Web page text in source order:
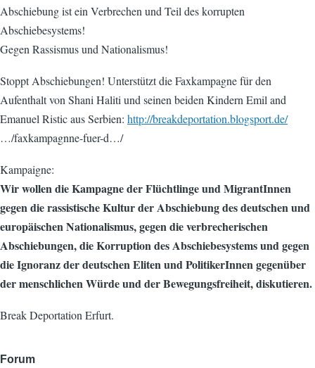
Abschiebung ist ein Verbrechen und Teil des korrupten
Abschiebesystems!
Gegen Rassismus und Nationalismus!
Stoppt Abschiebungen! Unterstützt die Faxkampagne für den
Aufenthalt von Shani Haliti und seinen beiden Kindern Emil and
Emanuel Ristic aus Serbien: http://breakdeportation.blogsport.de/
…/faxkampagnne-fuer-d…/
Kampaigne:
Wir wollen die Kampagne der Flüchtlinge und MigrantInnen
gegen die rassistische Kultur der Abschiebung des deutschen und
europäischen Nationalismus, gegen die verbrecherischen
Abschiebungen, die Korruption des Abschiebesystems und gegen
die Ignoranz der deutschen Eliten und PolitikerInnen gegenüber
der menschlichen Würde und der Bewegungsfreiheit, diskutieren.
Break Deportation Erfurt.
Forum